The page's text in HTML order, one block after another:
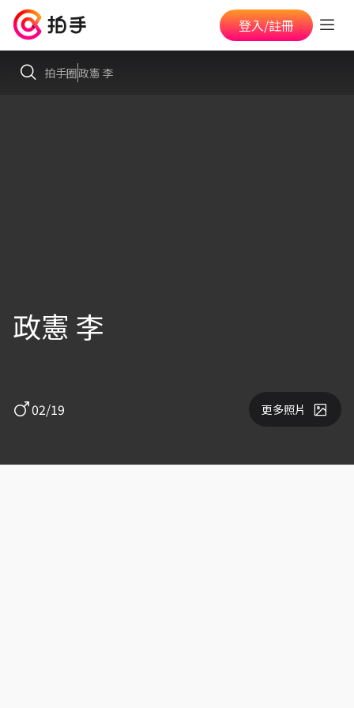
登入/註冊
拍手圈政憲 李
政憲 李
02/19 更多照片